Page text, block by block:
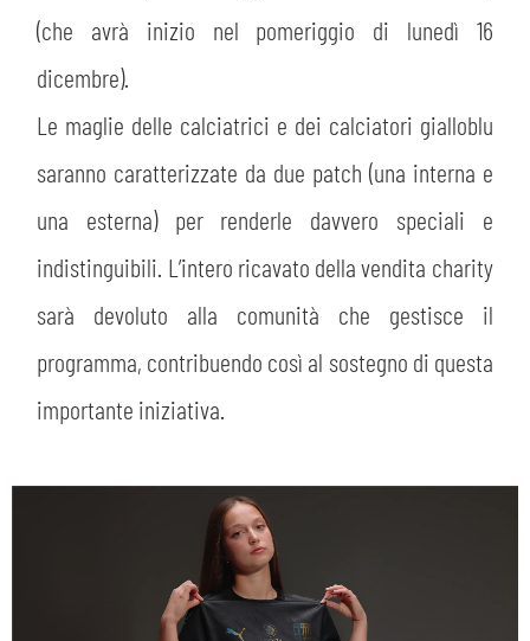
(che avrà inizio nel pomeriggio di lunedì 16
dicembre).
Le maglie delle calciatrici e dei calciatori gialloblu
saranno caratterizzate da due patch (una interna e
una esterna) per renderle davvero speciali e
indistinguibili. L’intero ricavato della vendita charity
sarà devoluto alla comunità che gestisce il
programma, contribuendo così al sostegno di questa
importante iniziativa.
abilitato